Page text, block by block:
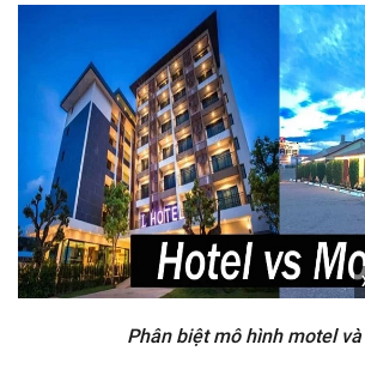
Phân biệt mô hình motel